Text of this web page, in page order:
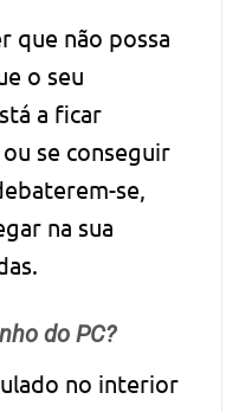
que não possa
o seu
a ficar
se conseguir
se,
na sua
do PC?
no interior